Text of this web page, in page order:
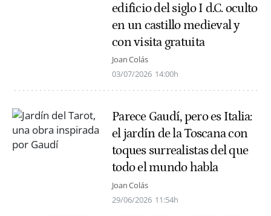
edificio del siglo I d.C. oculto
en un castillo medieval y
con visita gratuita
Joan Colás
03/07/2026 14:00h
Parece Gaudí, pero es Italia:
el jardín de la Toscana con
toques surrealistas del que
todo el mundo habla
Joan Colás
29/06/2026 11:54h